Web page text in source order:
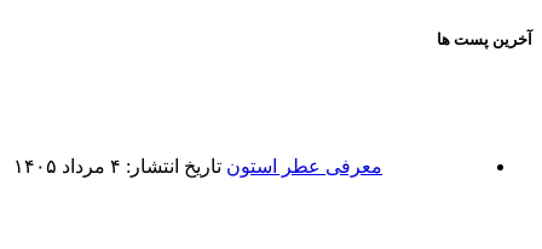
آخرین پست ها
معرفی عطر استون تاریخ انتشار: ۴ مرداد ۱۴۰۵